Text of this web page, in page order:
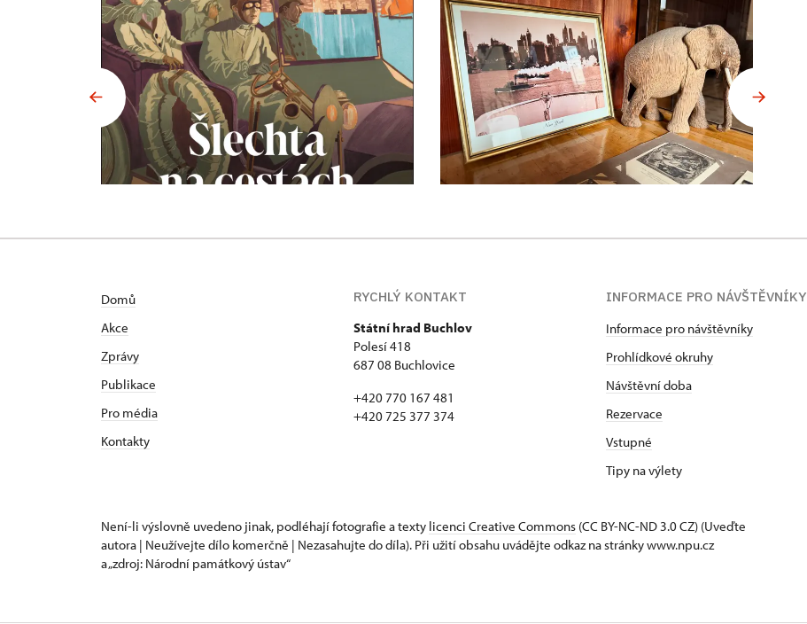
Domů
Akce
Zprávy
Publikace
Pro média
Kontakty
RYCHLÝ KONTAKT
Státní hrad Buchlov
Polesí 418
687 08 Buchlovice
+420 770 167 481
+420 725 377 374
INFORMACE PRO NÁVŠTĚVNÍKY
Informace pro návštěvníky
Prohlídkové okruhy
Návštěvní doba
Rezervace
Vstupné
Tipy na výlety
Není-li výslovně uvedeno jinak, podléhají fotografie a texty licenci Creative Commons (CC BY-NC-ND 3.0 CZ) (Uveďte
autora | Neužívejte dílo komerčně | Nezasahujte do díla). Při užití obsahu uvádějte odkaz na stránky www.npu.cz
a „zdroj: Národní památkový ústav“